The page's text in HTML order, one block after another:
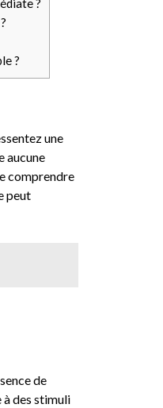
?
?
une
aucune
comprendre
peut
de
à des stimuli